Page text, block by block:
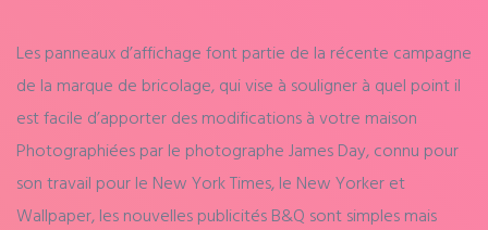
Les panneaux d’affichage font partie de la récente campagne
de la marque de bricolage, qui vise à souligner à quel point il
est facile d’apporter des modifications à votre maison
Photographiées par le photographe James Day, connu pour
son travail pour le New York Times, le New Yorker et
Wallpaper, les nouvelles publicités B&Q sont simples mais